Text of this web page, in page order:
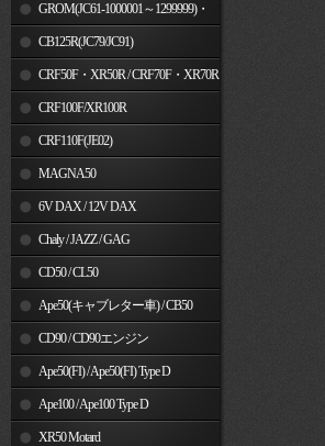
MSX125SF
GROM(JC61-1000001～1299999)・
MSX125CB125R(JC79/JC91)
CRF50F・XR50R / CRF70F・XR70R
CRF100F/XR100R
CRF110F(JE02)
MAGNA50
6V DAX / 12V DAX
Chaly / JAZZ / GAG
CD50 / CL50
Ape50(キャブレター車) / CB50
CD90 / CD90エンジン
Ape50(FI) / Ape50(FI) Type D
Ape100 / Ape100 Type D
XR50 Motard